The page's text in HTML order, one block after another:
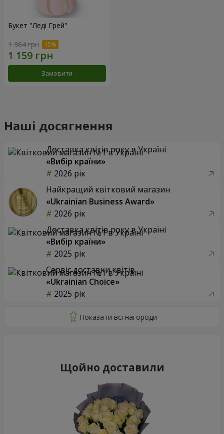
Букет "Леді Грей"
1 364 грн
Замовити
Наші досягнення
Доставка квітів року в Україні
«Вибір країни»
2026 рік
Найкращий квітковий магазин
«Ukrainian Business Award»
2026 рік
Доставка квітів року в Україні
«Вибір країни»
2025 рік
Сервіс доставки квітів
«Ukrainian Choice»
2025 рік
Щойно доставили